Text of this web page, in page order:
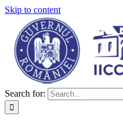
Skip to content
Search for: